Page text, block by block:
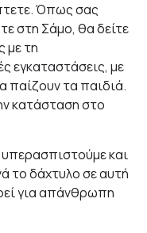
Όπως σας
στη Σάμο, θα δείτε
με τη
εγκαταστάσεις, με
παίζουν τα παιδιά.
κατάσταση στο
υπερασπιστούμε και
το δάχτυλο σε αυτή
για απάνθρωπη